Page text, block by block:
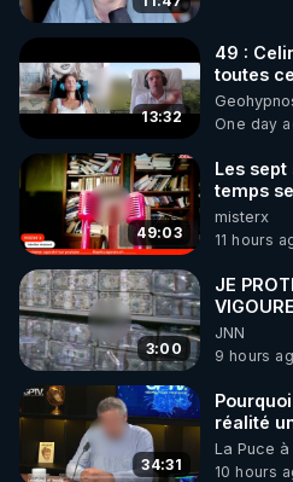
code : REGENERE10
▶ 30 jours gratuit sur
de bien-être ENVOL :
Rendez-vous sur https://
le code : REGENERE
13:32
49 :
toutes
Enquête
One day
49:03
Les
temps
misterx
11 hours
3:00
JE
JNN
9 hours
34:31
réalité
on
La Puce
10 hours